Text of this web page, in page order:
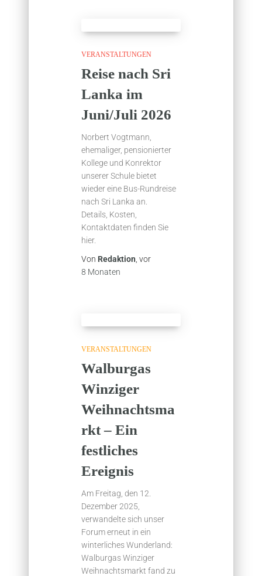
VERANSTALTUNGEN
Reise nach Sri
Lanka im
Juni/Juli 2026
Norbert Vogtmann,
ehemaliger, pensionierter
Kollege und Konrektor
unserer Schule bietet
wieder eine Bus-Rundreise
nach Sri Lanka an.
Details, Kosten,
Kontaktdaten finden Sie
hier.
Von Redaktion , vor
8 Monaten
VERANSTALTUNGEN
Walburgas
Winziger
Weihnachtsma
rkt – Ein
festliches
Ereignis
Am Freitag, den 12.
Dezember 2025,
verwandelte sich unser
Forum erneut in ein
winterliches Wunderland:
Walburgas Winziger
Weihnachtsmarkt fand zu